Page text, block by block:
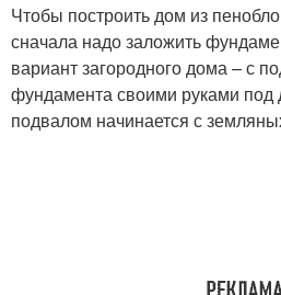
Чтобы построить дом из
сначала надо заложить
вариант загородного дома – с
фундамента своими руками под
подвалом начинается с